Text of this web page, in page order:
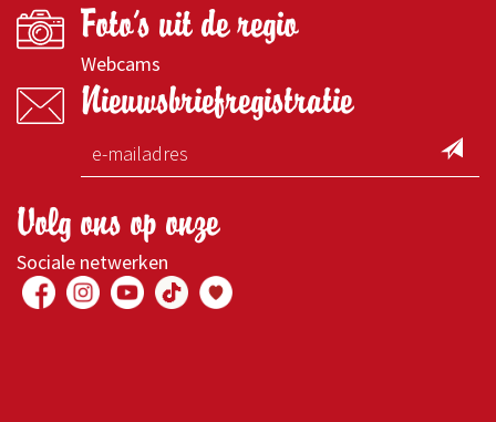
Foto's uit de regio
Webcams
Nieuwsbriefregistratie
Volg ons op onze
Sociale netwerken